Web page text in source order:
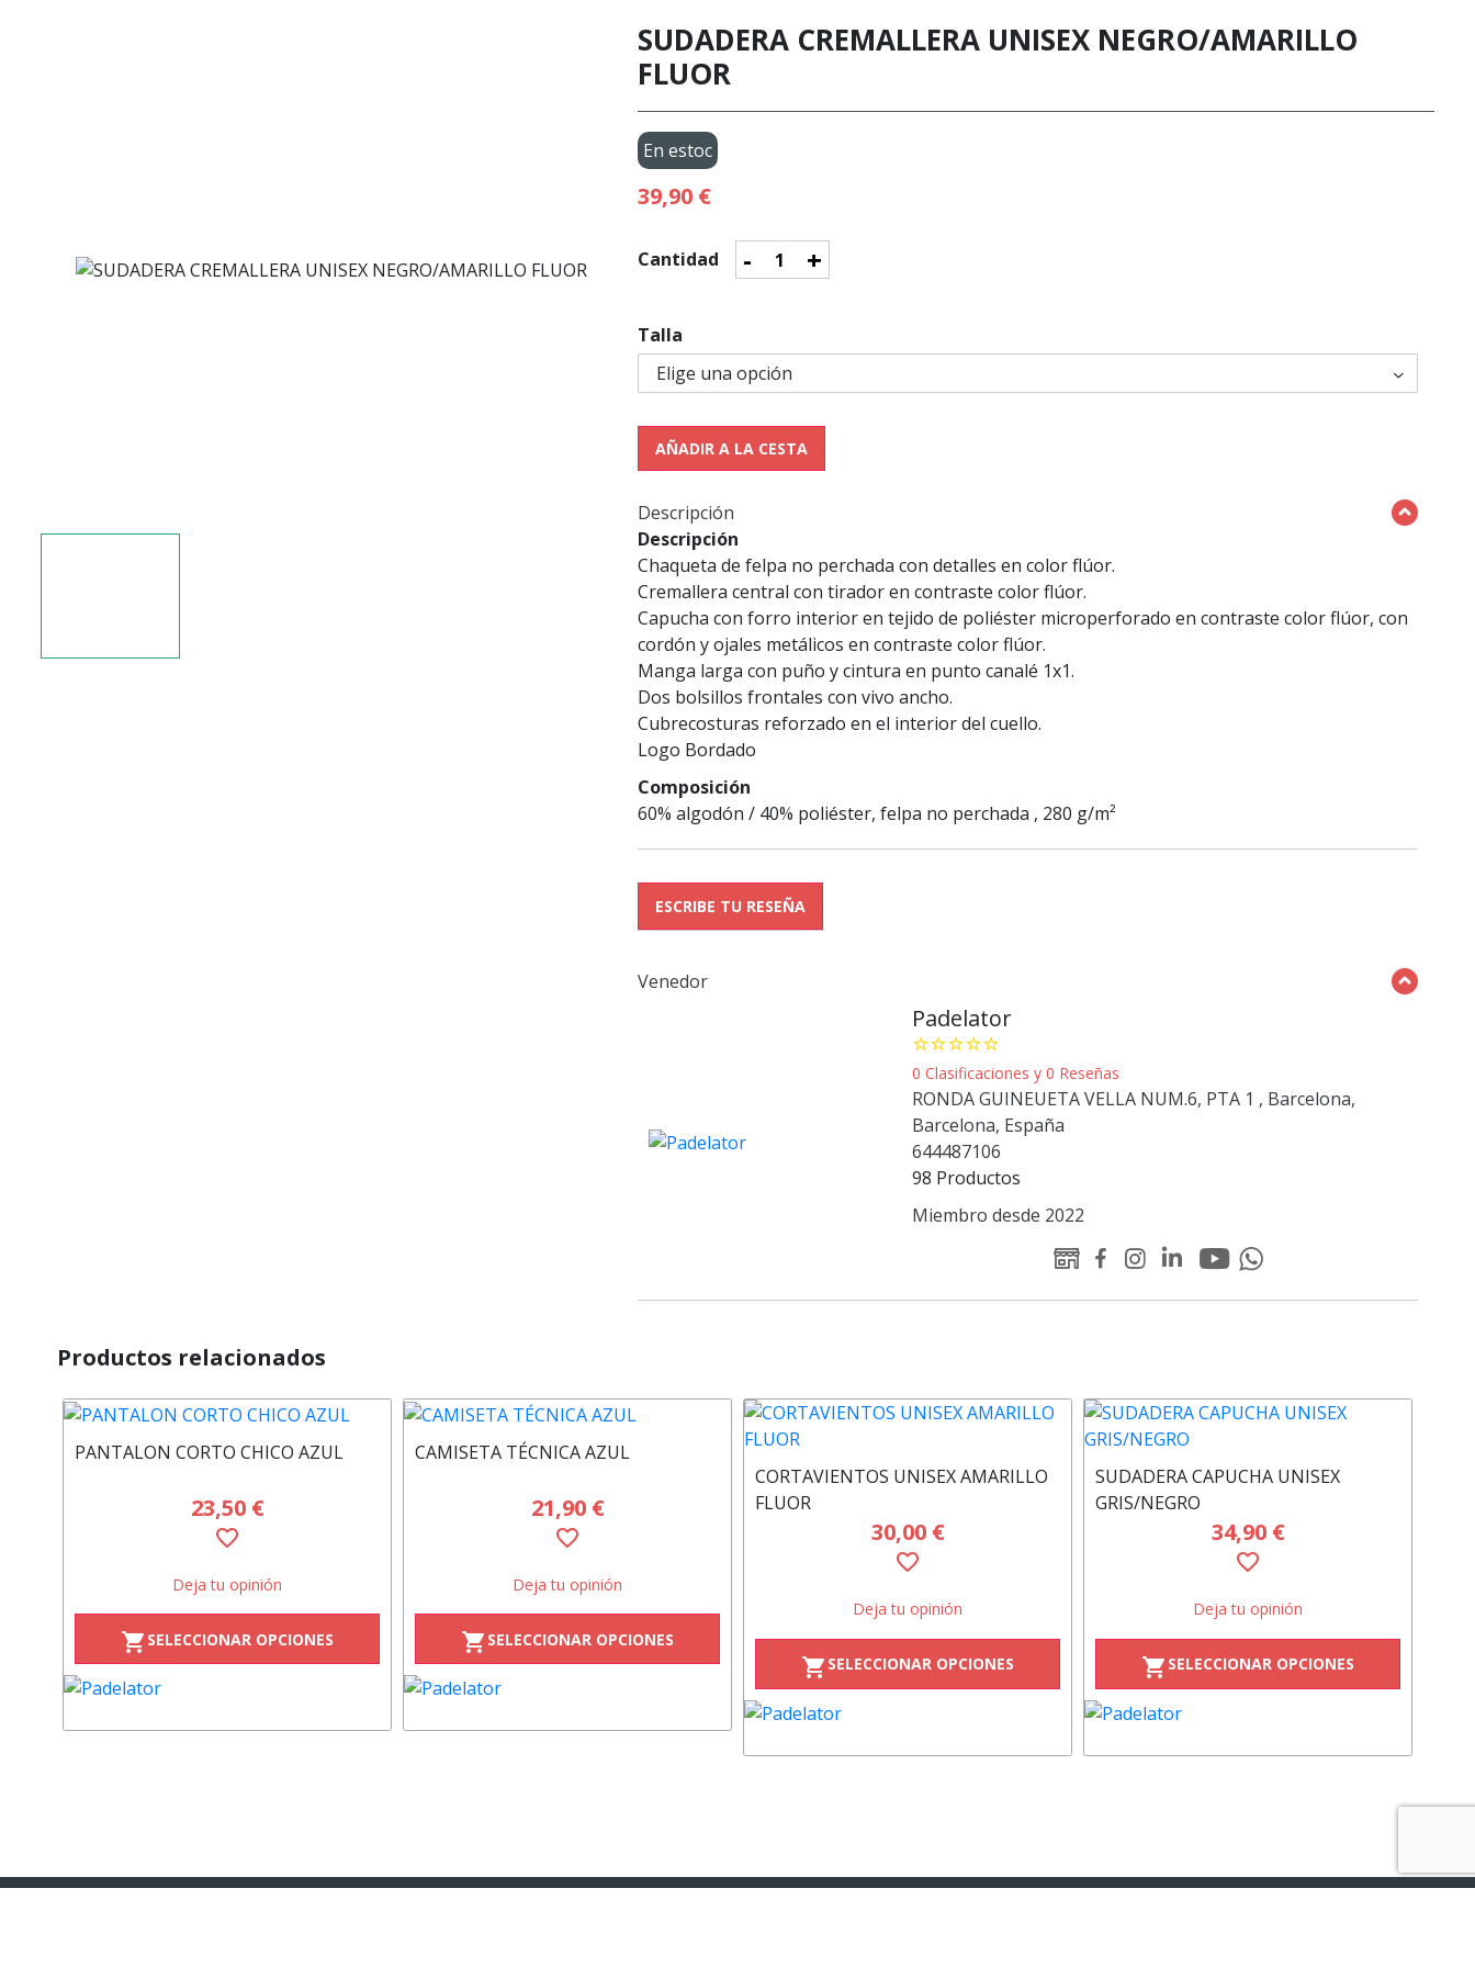
SUDADERA CREMALLERA UNISEX NEGRO/AMARILLO
FLUOR
En estoc
39,90 €
Cantidad - +
Talla
AÑADIR A LA CESTA
Descripción
Descripción
Chaqueta de felpa no perchada con detalles en color flúor.
Cremallera central con tirador en contraste color flúor.
Capucha con forro interior en tejido de poliéster microperforado en contraste color flúor, con
cordón y ojales metálicos en contraste color flúor.
Manga larga con puño y cintura en punto canalé 1x1.
Dos bolsillos frontales con vivo ancho.
Cubrecosturas reforzado en el interior del cuello.
Logo Bordado
Composición
60% algodón / 40% poliéster, felpa no perchada , 280 g/m²
ESCRIBE TU RESEÑA
Venedor
Padelator
star_borderstar_borderstar_borderstar_borderstar_border
0 Clasificaciones y 0 Reseñas
RONDA GUINEUETA VELLA NUM.6, PTA 1 , Barcelona,
Barcelona, España
644487106
98 Productos
Miembro desde 2022
WEB
Facebook
Instagram
Linked-
Padelator
Youtube
Padelator
Whatsapp
Productos relacionados
PANTALON CORTO CHICO AZUL
23,50 €
favorite_border
Deja tu opinión
shopping_cart SELECCIONAR OPCIONES
CAMISETA TÉCNICA AZUL
21,90 €
favorite_border
Deja tu opinión
shopping_cart SELECCIONAR OPCIONES
CORTAVIENTOS UNISEX AMARILLO
FLUOR
30,00 €
favorite_border
Deja tu opinión
shopping_cart SELECCIONAR OPCIONES
SUDADERA CAPUCHA UNISEX
GRIS/NEGRO
34,90 €
favorite_border
Deja tu opinión
shopping_cart SELECCIONAR OPCIONES